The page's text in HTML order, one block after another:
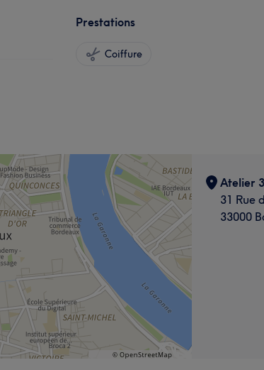
Prestations
Coiffure
Atelier
31 Rue
33000